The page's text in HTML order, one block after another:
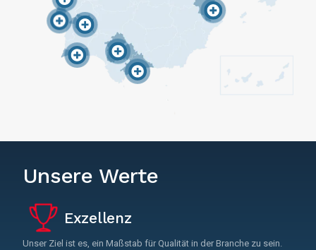
Unsere Werte
Exzellenz
Unser Ziel ist es, ein Maßstab für Qualität in der Branche zu sein.